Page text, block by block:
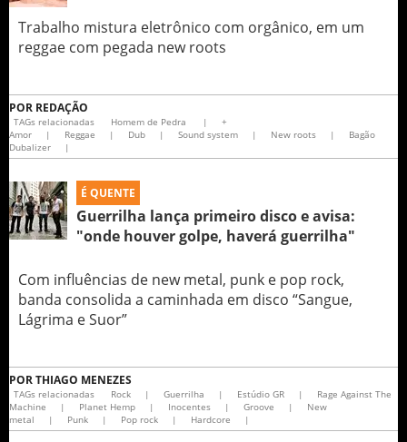
Trabalho mistura eletrônico com orgânico, em um
reggae com pegada new roots
POR REDAÇÃO
TAGs relacionadas Homem de Pedra |
+
Amor
| Reggae | Dub | Sound system | New roots |
Bagão
Dubalizer
|
É QUENTE
Guerrilha lança primeiro disco e avisa:
"onde houver golpe, haverá guerrilha"
Com influências de new metal, punk e pop rock,
banda consolida a caminhada em disco “Sangue,
Lágrima e Suor”
PORTHIAGO MENEZES
TAGs relacionadas Rock | Guerrilha | Estúdio GR |
Rage Against The
Machine
| Planet Hemp | Inocentes | Groove |
New
metal
| Punk | Pop rock | Hardcore |